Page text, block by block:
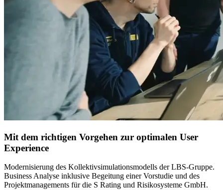
Mit dem richtigen Vorgehen zur optimalen User
Experience
Modernisierung des Kollektivsimulationsmodells der LBS-Gruppe.
Business Analyse inklusive Begeitung einer Vorstudie und des
Projektmanagements für die S Rating und Risikosysteme GmbH.